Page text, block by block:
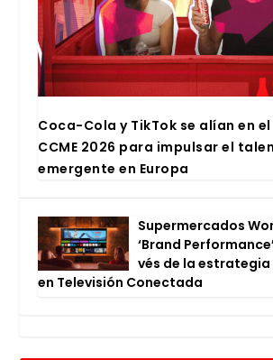
Coca-Cola y Tik­Tok se alían en
CCME 2026 para impul­sar el
emer­gen­te en Euro­pa
Super­mer­ca­dos
‘Brand
vés de la estra­te­gia
en Tele­vi­sión Conec­ta­da